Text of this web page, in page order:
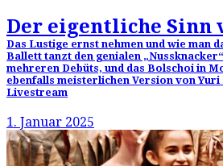
Der eigentliche Sinn
Das Lustige ernst nehmen und wie man
Ballett tanzt den genialen
mehreren Debüts, und das Bolschoi in
ebenfalls meisterlichen Version von
Livestream
1. Januar 2025